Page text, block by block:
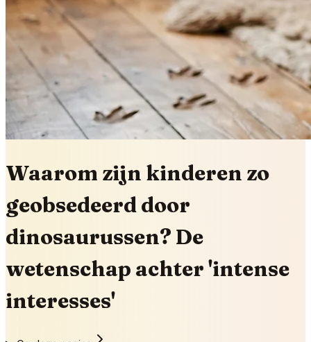
Waarom zijn kinderen zo
geobsedeerd door
dinosaurussen? De
wetenschap achter 'intense
interesses'